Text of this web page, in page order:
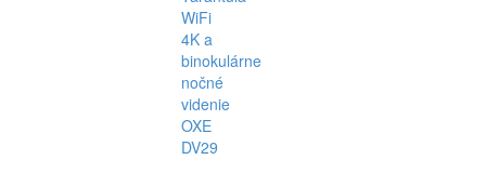
WiFi
4K a
binokulárne
nočné
videnie
OXE
DV29